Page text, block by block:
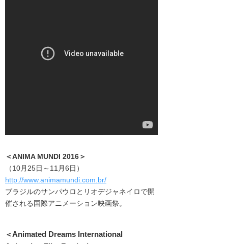
＜ANIMA MUNDI 2016＞
（10月25日～11月6日）
http://www.animamundi.com.br/
ブラジルのサンパウロとリオデジャネイロで開
催される国際アニメーション映画祭。
＜Animated Dreams International